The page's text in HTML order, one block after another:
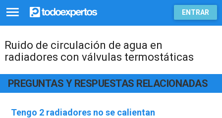
ENTRAR
Ruido de circulación de agua en
radiadores con válvulas termostáticas
PREGUNTAS Y RESPUESTAS RELACIONADAS
Tengo 2 radiadores no se calientan